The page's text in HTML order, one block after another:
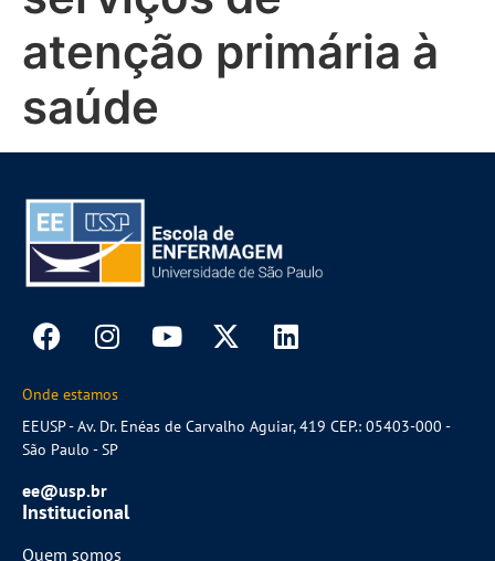
atenção primária à
saúde
Onde estamos
EEUSP - Av. Dr. Enéas de Carvalho Aguiar, 419 CEP.: 05403-000 -
São Paulo - SP
ee@usp.br
Institucional
Quem somos